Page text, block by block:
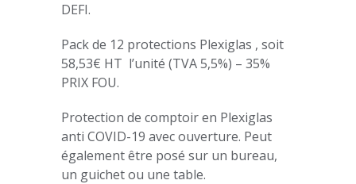
DEFI.
Pack de 12 protections Plexiglas , soit
58,53€ HT l’unité (TVA 5,5%) – 35%
PRIX FOU.
Protection de comptoir en Plexiglas
anti COVID-19 avec ouverture. Peut
également être posé sur un bureau,
un guichet ou une table.